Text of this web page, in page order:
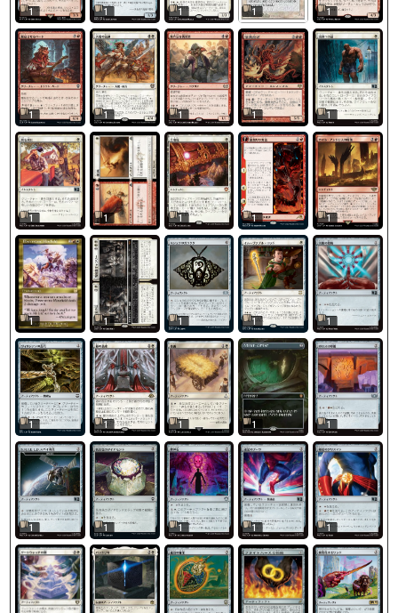
1 1 1 1 1
1 1 1 1 1
1 1 1 1 1
1 1 1 1 1
1 1 1 1 1
1 1 1 1 1